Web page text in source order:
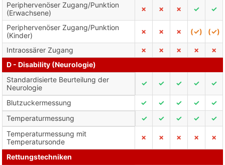
Periphervenöser Zugang/Punktion
(Erwachsene)
✗ ✗ ✗ ✓ ✓
Periphervenöser Zugang/Punktion
(Kinder)
✗ ✗ ✗ (✓) (✓)
Intraossärer Zugang ✗ ✗ ✗ ✗
✗
D - Disability (Neurologie)
Standardisierte Beurteilung der
Neurologie
✓ ✓ ✓ ✓ ✓
Blutzuckermessung ✓ ✓ ✓ ✓
✓
Temperaturmessung
✓ ✓ ✓ ✓
✓
Temperaturmessung mit
Temperatursonde
✗ ✗ ✗ ✗ ✗
Rettungstechniken